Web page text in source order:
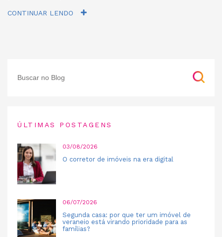
CONTINUAR LENDO
ÚLTIMAS POSTAGENS
03/08/2026
O corretor de imóveis na era digital
06/07/2026
Segunda casa: por que ter um imóvel de
veraneio está virando prioridade para as
famílias?